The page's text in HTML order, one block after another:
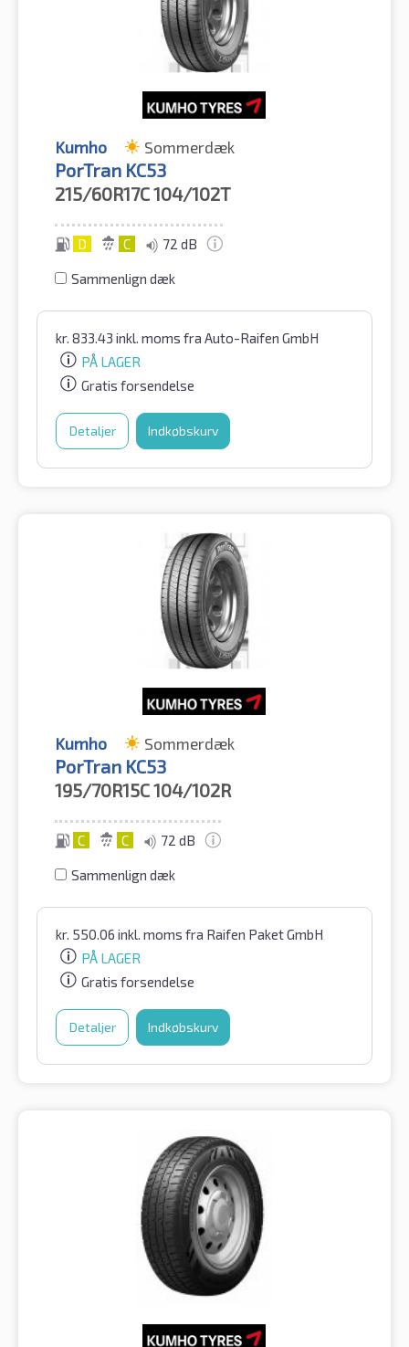
Kumho Sommerdæk
PorTran KC53
215/60R17C104/102T
D C 72 dB
Sammenlign dæk
kr. 833.43 inkl. moms fra Auto-Raifen GmbH
PÅ LAGER
Gratis forsendelse
Detaljer Indkøbskurv
Kumho Sommerdæk
PorTran KC53
195/70R15C104/102R
C C 72 dB
Sammenlign dæk
kr. 550.06 inkl. moms fra Raifen Paket GmbH
PÅ LAGER
Gratis forsendelse
Detaljer Indkøbskurv